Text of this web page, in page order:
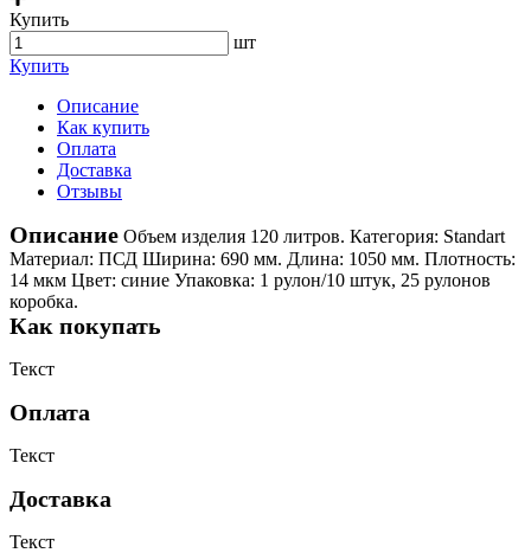
Купить
шт
Купить
Описание
Как купить
Оплата
Доставка
Отзывы
Описание Объем изделия 120 литров. Категория: Standart
Материал: ПСД Ширина: 690 мм. Длина: 1050 мм. Плотность:
14 мкм Цвет: синие Упаковка: 1 рулон/10 штук, 25 рулонов
коробка.
Как покупать
Текст
Оплата
Текст
Доставка
Текст